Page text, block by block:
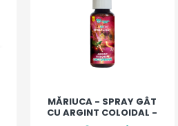
MĂRIUCA - SPRAY GÂT
CU ARGINT COLOIDAL -